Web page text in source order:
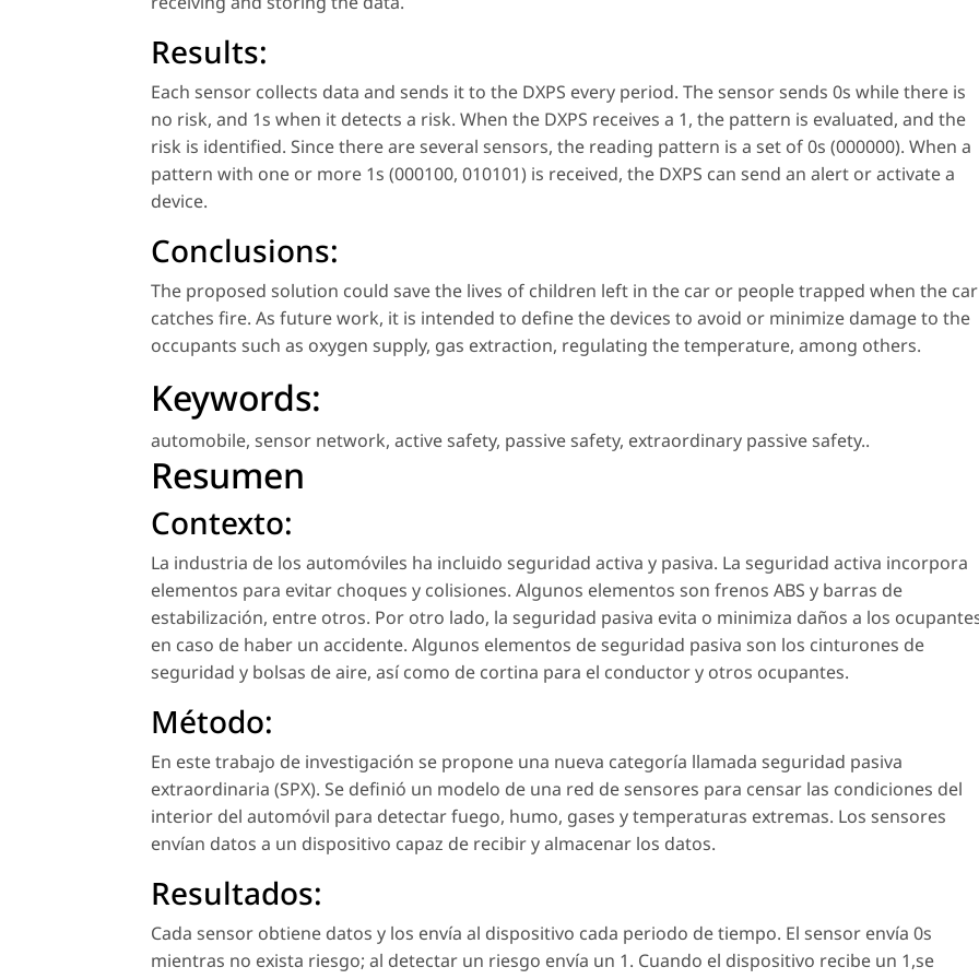
Results:
Each sensor collects data and sends it to the DXPS every period. The sensor sends 0s while there is
no risk, and 1s when it detects a risk. When the DXPS receives a 1, the pattern is evaluated, and the
risk is identified. Since there are several sensors, the reading pattern is a set of 0s (000000). When a
pattern with one or more 1s (000100, 010101) is received, the DXPS can send an alert or activate a
device.
Conclusions:
The proposed solution could save the lives of children left in the car or people trapped when the car
catches fire. As future work, it is intended to define the devices to avoid or minimize damage to the
occupants such as oxygen supply, gas extraction, regulating the temperature, among others.
Keywords:
automobile, sensor network, active safety, passive safety, extraordinary passive safety..
Resumen
Contexto:
La industria de los automóviles ha incluido seguridad activa y pasiva. La seguridad activa incorpora
elementos para evitar choques y colisiones. Algunos elementos son frenos ABS y barras de
estabilización, entre otros. Por otro lado, la seguridad pasiva evita o minimiza daños a los
en caso de haber un accidente. Algunos elementos de seguridad pasiva son los cinturones de
seguridad y bolsas de aire, así como de cortina para el conductor y otros ocupantes.
Método:
En este trabajo de investigación se propone una nueva categoría llamada seguridad pasiva
extraordinaria (SPX). Se definió un modelo de una red de sensores para censar las condiciones del
interior del automóvil para detectar fuego, humo, gases y temperaturas extremas. Los sensores
envían datos a un dispositivo capaz de recibir y almacenar los datos.
Resultados:
Cada sensor obtiene datos y los envía al dispositivo cada periodo de tiempo. El sensor envía 0s
mientras no exista riesgo; al detectar un riesgo envía un 1. Cuando el dispositivo recibe un 1,se